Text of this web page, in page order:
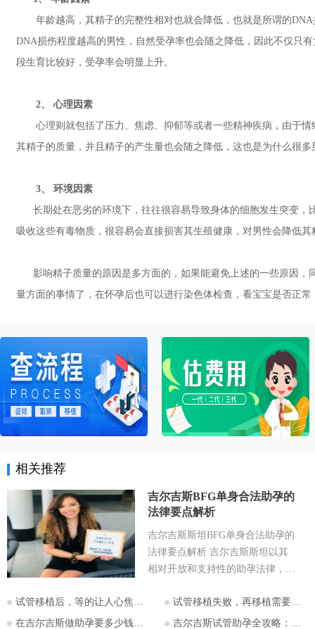
年龄越高，其精子的完整性相对也就会降低，也就是所谓的DNA
DNA损伤程度越高的男性，自然受孕率也会随之降低，因此不仅只
段生育比较好，受孕率会明显上升。
2、 心理因素
心理则就包括了压力、焦虑、抑郁等或者一些精神疾病，由于情
其精子的质量，并且精子的产生量也会随之降低，这也是为什么很
3、 环境因素
长期处在恶劣的环境下，往往很容易导致身体的细胞发生突变，
吸收这些有毒物质，很容易会直接损害其生殖健康，对男性会降低其
影响精子质量的原因是多方面的，如果能避免上述的一些原因，
量方面的事情了，在怀孕后也可以进行染色体检查，看宝宝是否正
相关推荐
吉尔吉斯BFG单身合法助孕的
法律要点解析
吉尔吉斯斯坦BFG单身合法助孕的
法律要点解析 吉尔吉斯斯坦以其
相对开放和支持性的助孕法律，成
地。特别是对于希望通过助孕实现
为人父母梦想的单身人士，吉尔吉
试管移植后，等的让人心焦的胎心和胎芽，何时会出现？
试管移植失败，再移植需要注意哪些？
在吉尔吉斯做助孕要多少钱？2026比什凯克费用全公开，拒绝隐形消费
吉尔吉斯试管助孕全攻略：为什么越来越多的中国家庭选择比什凯克？